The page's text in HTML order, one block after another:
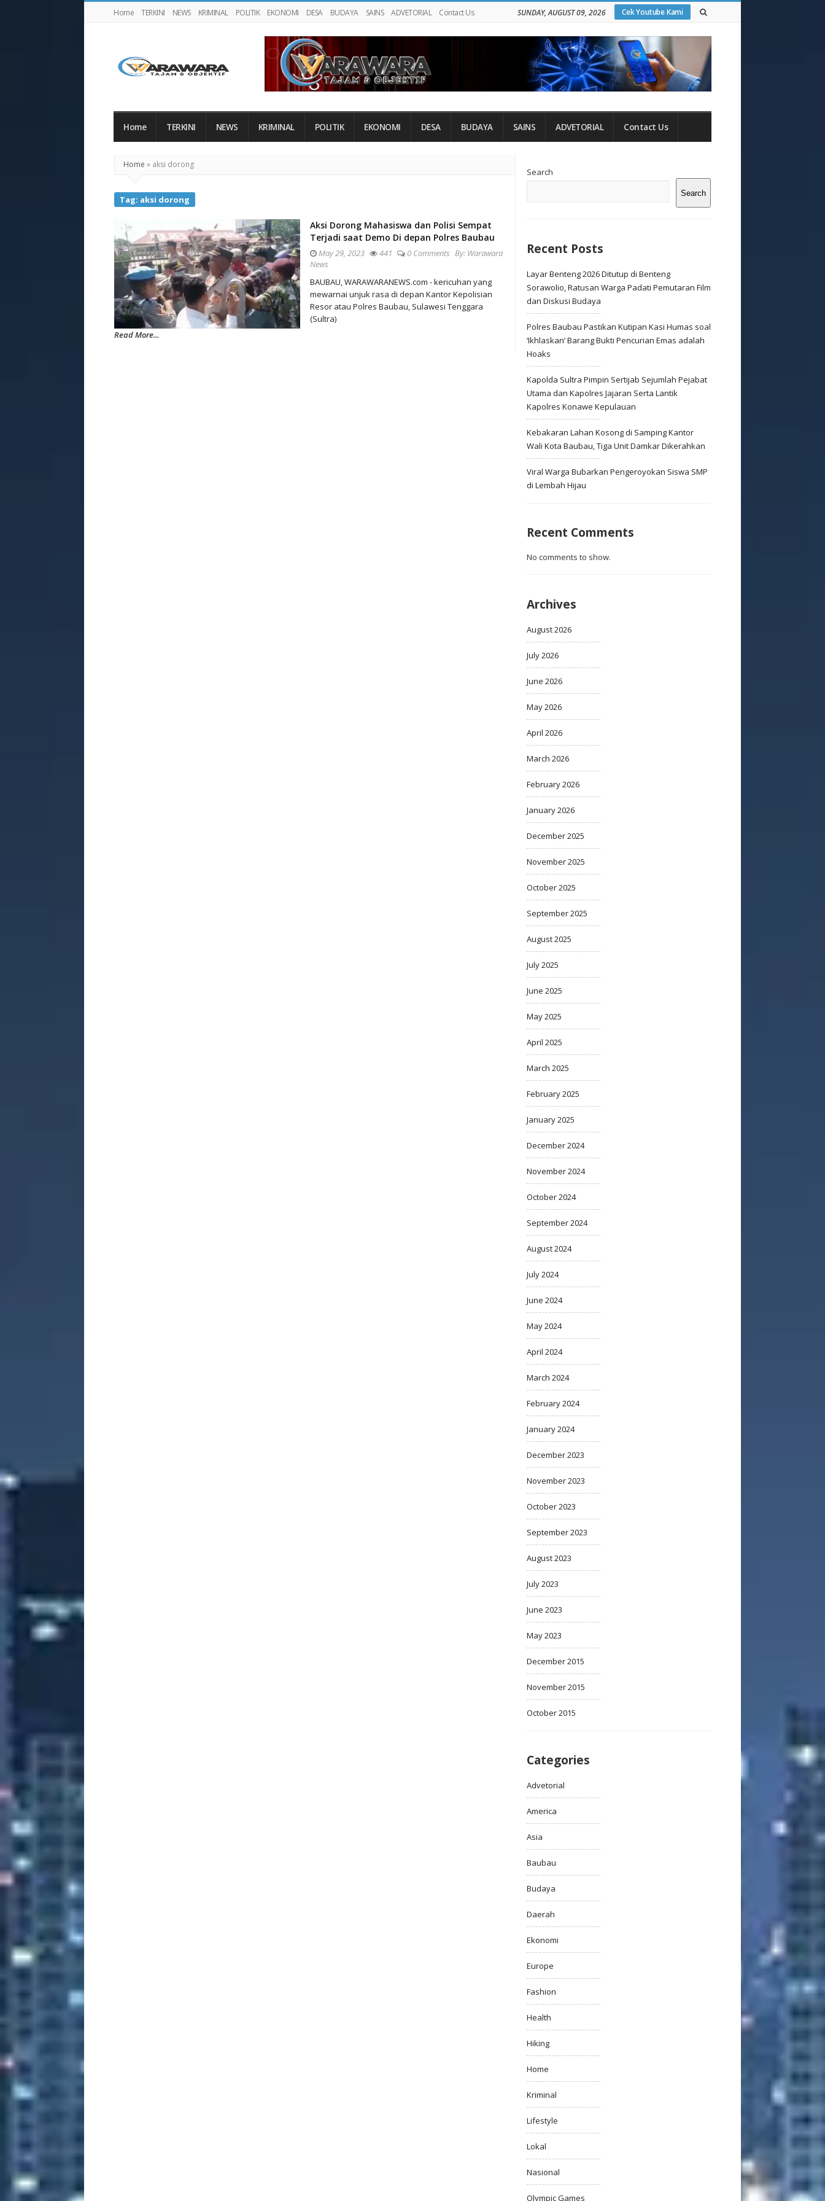
Home TERKINI NEWS KRIMINAL POLITIK EKONOMI DESA BUDAYA SAINS ADVETORIAL Contact Us Cek Youtube Kami
SUNDAY, AUGUST 09, 2026
Home TERKINI NEWS KRIMINAL POLITIK EKONOMI DESA BUDAYA SAINS ADVETORIAL Contact Us
Home » aksi dorong
Tag: aksi dorong
Aksi Dorong Mahasiswa dan Polisi Sempat
Terjadi saat Demo Di depan Polres Baubau
May 29, 2023 441 0 Comments By: Warawara
News
BAUBAU, WARAWARANEWS.com - kericuhan yang
mewarnai unjuk rasa di depan Kantor Kepolisian
Resor atau Polres Baubau, Sulawesi Tenggara
(Sultra)
Read More...
Sidebar
Search
Search
Recent Posts
Layar Benteng 2026 Ditutup di Benteng
Sorawolio, Ratusan Warga Padati Pemutaran Film
dan Diskusi Budaya
Polres Baubau Pastikan Kutipan Kasi Humas soal
‘Ikhlaskan’ Barang Bukti Pencurian Emas adalah
Hoaks
Kapolda Sultra Pimpin Sertijab Sejumlah Pejabat
Utama dan Kapolres Jajaran Serta Lantik
Kapolres Konawe Kepulauan
Kebakaran Lahan Kosong di Samping Kantor
Wali Kota Baubau, Tiga Unit Damkar Dikerahkan
Viral Warga Bubarkan Pengeroyokan Siswa SMP
di Lembah Hijau
Recent Comments
No comments to show.
Archives
August 2026
July 2026
June 2026
May 2026
April 2026
March 2026
February 2026
January 2026
December 2025
November 2025
October 2025
September 2025
August 2025
July 2025
June 2025
May 2025
April 2025
March 2025
February 2025
January 2025
December 2024
November 2024
October 2024
September 2024
August 2024
July 2024
June 2024
May 2024
April 2024
March 2024
February 2024
January 2024
December 2023
November 2023
October 2023
September 2023
August 2023
July 2023
June 2023
May 2023
December 2015
November 2015
October 2015
Categories
Advetorial
America
Asia
Baubau
Budaya
Daerah
Ekonomi
Europe
Fashion
Health
Hiking
Home
Kriminal
Lifestyle
Lokal
Nasional
Olympic Games